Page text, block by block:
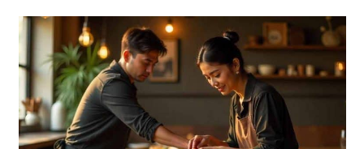
platform
informatif